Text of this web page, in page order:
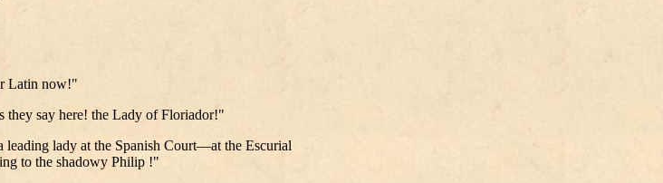
Latin now!"
they say here! the Lady of Floriador!"
leading lady at the Spanish Court—at the Escurial
to the shadowy Philip !"